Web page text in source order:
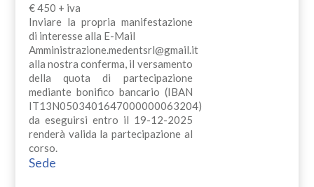
€ 450 + iva
Inviare la propria manifestazione
di interesse alla E-Mail
Amministrazione.medentsrl@gmail.it
alla nostra conferma, il versamento
della quota di partecipazione
mediante bonifico bancario (IBAN
IT13N0503401647000000063204)
da eseguirsi entro il 19-12-2025
renderà valida la partecipazione al
corso.
Sede